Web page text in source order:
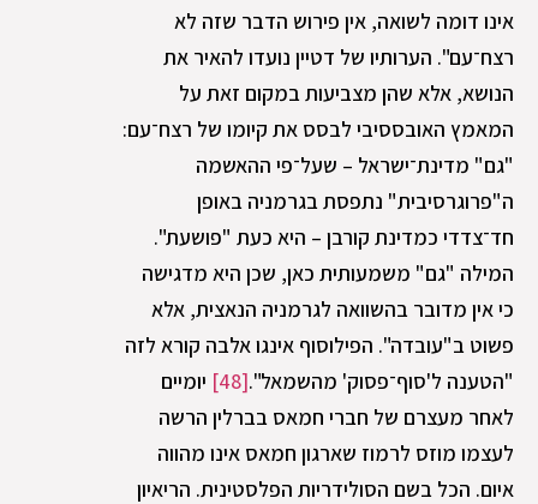
אינו דומה לשואה, אין פירוש הדבר שזה לא
רצח־עם". הערותיו של דטיין נועדו להאיר את
הנושא, אלא שהן מצביעות במקום זאת על
המאמץ האובססיבי לבסס את קיומו של רצח־עם:
"גם" מדינת־ישראל – שעל־פי ההאשמה
ה"פרוגרסיבית" נתפסת בגרמניה באופן
חד־צדדי כמדינת קורבן – היא כעת "פושעת".
המילה "גם" משמעותית כאן, שכן היא מדגישה
כי אין מדובר בהשוואה לגרמניה הנאצית, אלא
פשוט ב"עובדה". הפילוסוף אינגו אלבה קורא לזה
"הטענה ל'סוף־פסוק' מהשמאל".[48]
יומיים
לאחר מעצרם של חברי חמאס בברלין הרשה
לעצמו מוזס לרמוז שארגון חמאס אינו מהווה
איום. הכל בשם הסולידריות הפלסטינית. הריאיון